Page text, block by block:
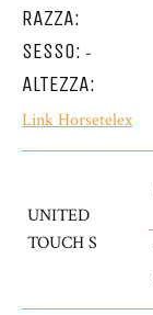
RAZZA:
SESSO: -
ALTEZZA:
Link Horsetelex
UNITED
TOUCH S